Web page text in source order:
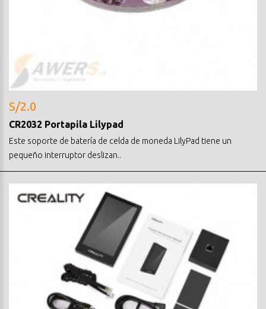
S/2.0
CR2032 Portapila Lilypad
Este soporte de batería de celda de moneda LilyPad tiene un
pequeño interruptor deslizan..